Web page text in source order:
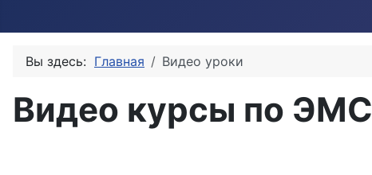
Вы здесь: Главная Видео уроки
Видео курсы по ЭМС